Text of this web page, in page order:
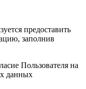
предоставить
заполнив
Пользователя на
данных